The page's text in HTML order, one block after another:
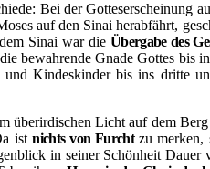
Bei der Gotteserscheinung
auf den Sinai herabfährt,
Sinai war dieÜbergabe des
bewahrende Gnade Gottes bis
Kindeskinder bis ins dritte
überirdischen Licht auf dem Berg
istnichts von Furcht zu merken,
in seiner Schönheit